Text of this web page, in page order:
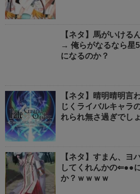
【ネタ】馬がいける
→ 俺らがなるなら星
になるのか？
【ネタ】晴明晴明言
じくライバルキャラ
れられ無さ過ぎでし
【ネタ】すまん、ヨ
してくれんかの⇐●●
か？ｗｗｗｗ